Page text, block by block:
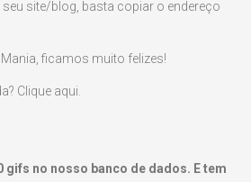
site/blog, basta copiar o endereço
ficamos muito felizes!
Clique aqui.
gifs no nosso banco de dados. E tem